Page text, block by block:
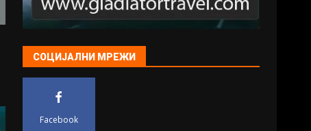
СОЦИЈАЛНИ МРЕЖИ
Facebook